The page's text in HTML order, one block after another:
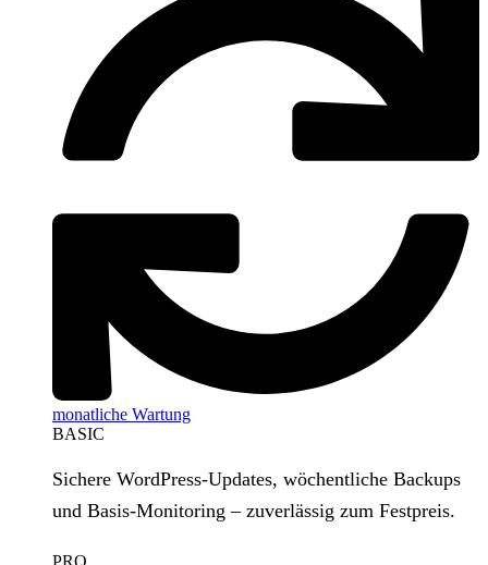
monatliche Wartung
BASIC
Sichere WordPress‑Updates, wöchentliche Backups
und Basis‑Monitoring – zuverlässig zum Festpreis.
PRO